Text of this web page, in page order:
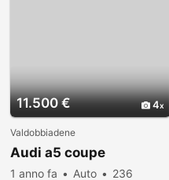
11.500 € 4
Valdobbiadene
Audi a5 coupe
1 anno fa Auto
236